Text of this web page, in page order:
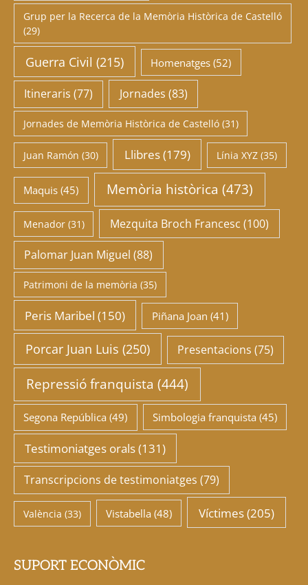
Grup per la Recerca de la Memòria Històrica de Castelló
(29)
Guerra Civil (215) Homenatges (52)
Itineraris (77) Jornades (83)
Jornades de Memòria Històrica de Castelló(31)
Juan Ramón (30) Llibres(179) Línia XYZ (35)
Maquis (45) Memòria històrica (473)
Menador(31) Mezquita Broch Francesc (100)
Palomar Juan Miguel (88)
Patrimoni de la memòria (35)
Peris Maribel (150) Piñana Joan (41)
Porcar Juan Luis (250) Presentacions (75)
Repressió franquista (444)
Segona República (49) Simbologia franquista (45)
Testimoniatges orals(131)
Transcripcions de testimoniatges (79)
València (33) Vistabella (48) Víctimes(205)
SUPORT ECONÒMIC